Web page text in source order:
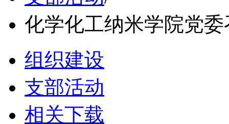
化学化工纳米学院党
组织建设
支部活动
相关下载